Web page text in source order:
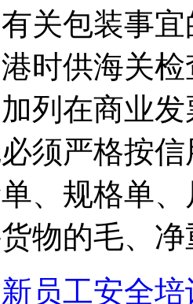
关包装事
时供海关
列在商业
须严格按
、规格单
物的毛、净
员工安全